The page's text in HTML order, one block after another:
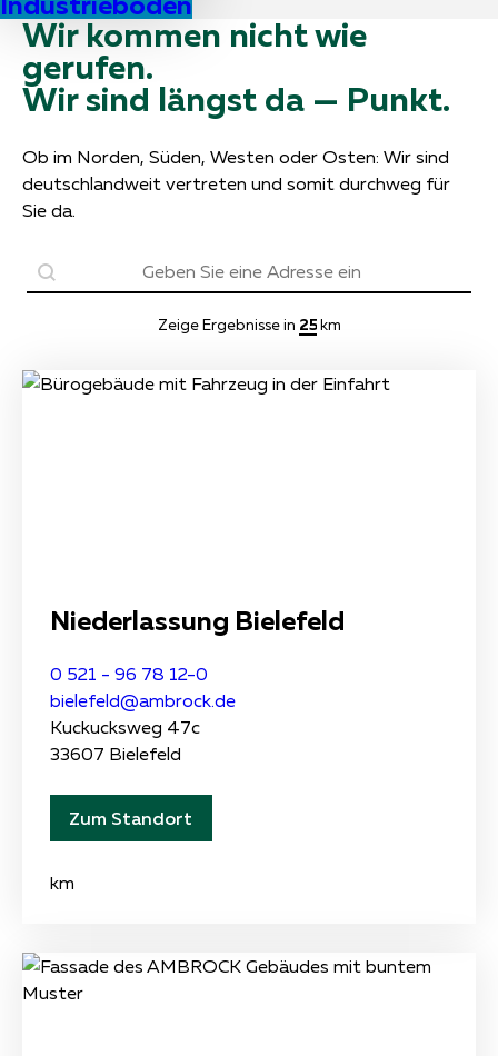
Wir kommen nicht wie
gerufen.
Wir sind längst da — Punkt.
Ob im Norden, Süden, Westen oder Osten: Wir sind
deutschlandweit vertreten und somit durchweg für
Sie da.
Geolocation
Zeige Ergebnisse in km
Niederlassung Bielefeld
0 521 - 96 78 12-0
bielefeld@ambrock.de
Kuckucksweg 47c
33607 Bielefeld
Zum Standort
km